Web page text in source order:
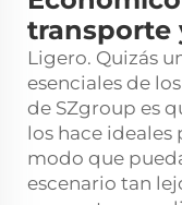
transporte
Ligero. Quizás
esenciales de
de SZgroup es
los hace ideales
modo que
escenario tan